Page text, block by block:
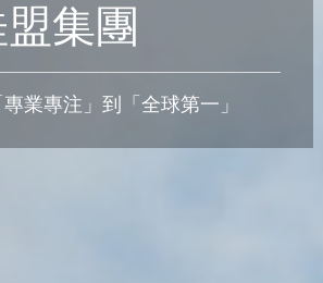
集團
業專注」到「全球第一」